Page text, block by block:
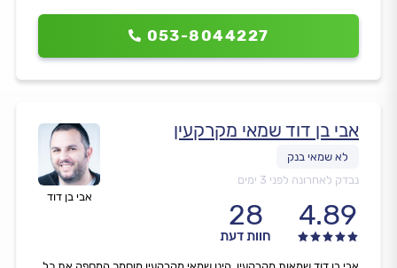
053-8044227
אבי בן דוד
אבי בן דוד שמאי מקרקעין
נבדק לאחרונה לפני 3 ימים
4.89
28
חוות דעת